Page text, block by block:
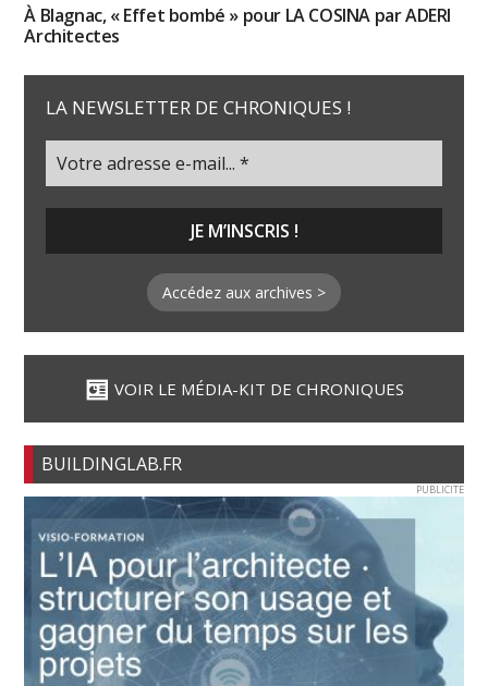
À Blagnac, « Effet bombé » pour LA COSINA par ADERI
Architectes
LA NEWSLETTER DE CHRONIQUES !
Accédez aux archives >
VOIR LE MÉDIA-KIT DE CHRONIQUES
BUILDINGLAB.FR
PUBLICITE